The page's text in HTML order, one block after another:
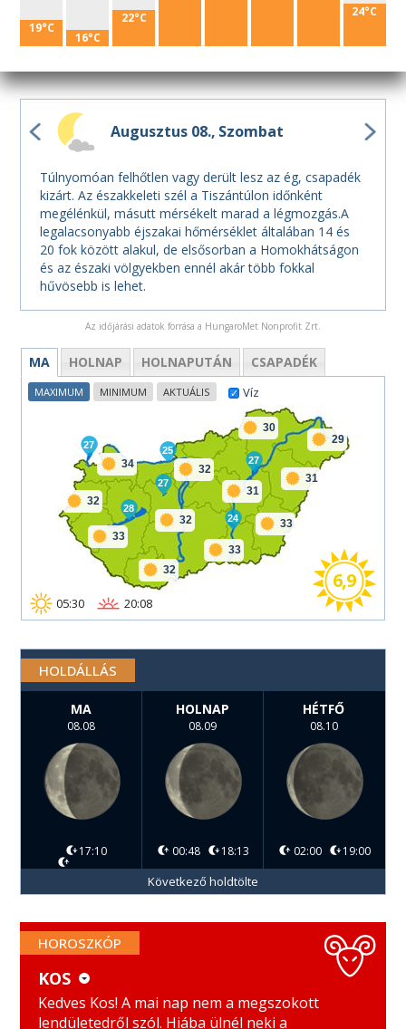
19°C
16°C
22°C 24°C
Augusztus 08. Szombat
Túlnyomóan felhőtlen vagy derült lesz az ég, csapadék
kizárt. Az északkeleti szél a Tiszántúlon időnként
megélénkül, másutt mérsékelt marad a légmozgás.A
legalacsonyabb éjszakai hőmérséklet általában 14 és
20 fok között alakul, de elsősorban a Homokhátságon
és az északi völgyekben ennél akár több fokkal
hűvösebb is lehet.
Az időjárási adatok forrása a HungaroMet Nonprofit Zrt.
MA HOLNAP HOLNAPUTÁN CSAPADÉK
34
32
33
32
32
33
31
32
30
33
31
29
27
28
27
25
24
27
05:30 20:08
6,9
Víz
MAXIMUM MINIMUM AKTUÁLIS
HOLDÁLLÁS
MA
08.08
17:10
HOLNAP
08.09
00:48 18:13
HÉTFŐ
08.10
02:00 19:00
Következő holdtölte
HOROSZKÓP
KOS
KOS
Kedves Kos! A mai nap nem a megszokott
lendületedről szól. Hiába ülnél neki a